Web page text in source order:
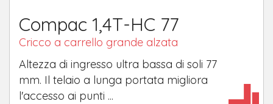
Compac 1,4T-HC 77
Cricco a carrello grande alzata
Altezza di ingresso ultra bassa di soli 77
mm. Il telaio a lunga portata migliora
l'accesso ai punti ...